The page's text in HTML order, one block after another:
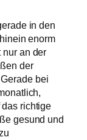
in den
enorm
an der
der
bei
richtige
gesund und